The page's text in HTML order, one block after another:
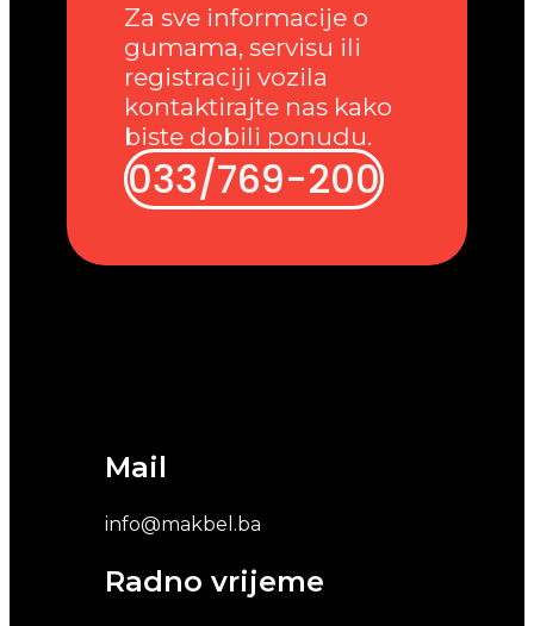
Mail
info@makbel.ba
Radno vrijeme
Za sve informacije o
gumama, servisu ili
registraciji vozila
kontaktirajte nas kako
biste dobili ponudu.
033/769-200